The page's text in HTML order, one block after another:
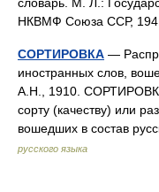
НКВМФ Союза ССР,
СОРТИРОВКА —
иностранных слов,
А.Н., 1910.
сорту (качеству) или
вошедших в состав
русского языка